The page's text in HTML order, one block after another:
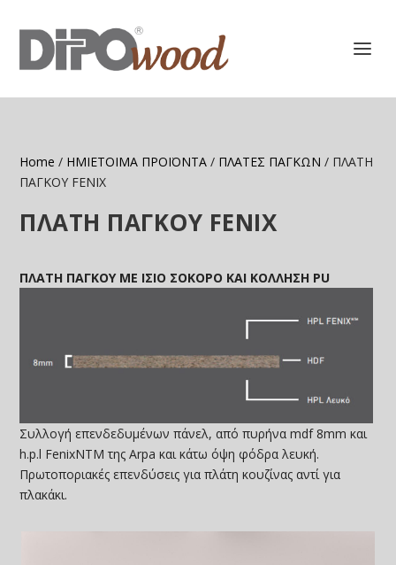
Home / ΗΜΙΕΤΟΙΜΑ ΠΡΟΪΟΝΤΑ / ΠΛΑΤΕΣ ΠΑΓΚΩΝ / ΠΛΑΤΗ
ΠΑΓΚΟΥ FENIX
ΠΛΑΤΗ ΠΑΓΚΟΥ FENIX
ΠΛΑΤΗ ΠΑΓΚΟΥ ΜΕ ΙΣΙΟ ΣΟΚΟΡΟ ΚΑΙ ΚΟΛΛΗΣΗ PU
Συλλογή επενδεδυμένων πάνελ, από πυρήνα mdf 8mm και
h.p.l FenixNTM της Arpa και κάτω όψη φόδρα λευκή.
Πρωτοποριακές επενδύσεις για πλάτη κουζίνας αντί για
πλακάκι.